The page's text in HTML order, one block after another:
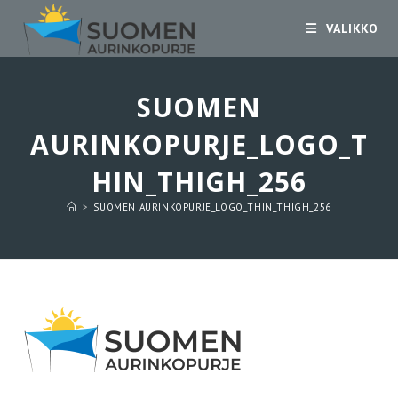
suoraan
sisältöön
VALIKKO
SUOMEN
AURINKOPURJE_LOGO_T
HIN_THIGH_256
> SUOMEN AURINKOPURJE_LOGO_THIN_THIGH_256